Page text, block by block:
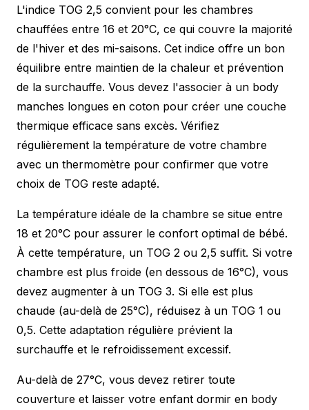
L'indice TOG 2,5 convient pour les chambres
chauffées entre 16 et 20°C, ce qui couvre la majorité
de l'hiver et des mi-saisons. Cet indice offre un bon
équilibre entre maintien de la chaleur et prévention
de la surchauffe. Vous devez l'associer à un body
manches longues en coton pour créer une couche
thermique efficace sans excès. Vérifiez
régulièrement la température de votre chambre
avec un thermomètre pour confirmer que votre
choix de TOG reste adapté.
La température idéale de la chambre se situe entre
18 et 20°C pour assurer le confort optimal de bébé.
À cette température, un TOG 2 ou 2,5 suffit. Si votre
chambre est plus froide (en dessous de 16°C), vous
devez augmenter à un TOG 3. Si elle est plus
chaude (au-delà de 25°C), réduisez à un TOG 1 ou
0,5. Cette adaptation régulière prévient la
surchauffe et le refroidissement excessif.
Au-delà de 27°C, vous devez retirer toute
couverture et laisser votre enfant dormir en body